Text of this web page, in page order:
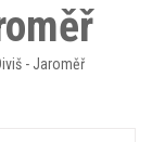
- Jaroměř